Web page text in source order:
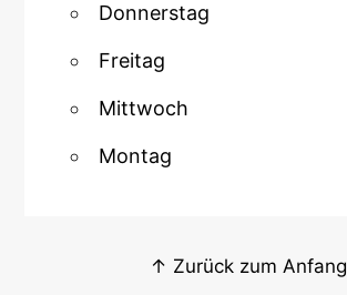
Donnerstag
Freitag
Mittwoch
Montag
↑ Zurück zum Anfang